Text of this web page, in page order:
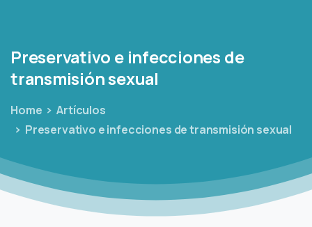
Preservativo e infecciones de
transmisiónsexual
Home
Artículos
Preservativo e infecciones de transmisión sexual